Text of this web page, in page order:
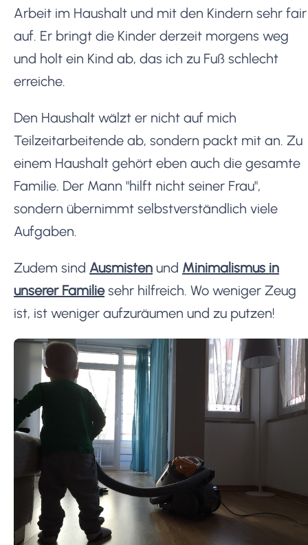
Arbeit im Haushalt und mit den Kindern sehr fair
auf. Er bringt die Kinder derzeit morgens weg
und holt ein Kind ab, das ich zu Fuß schlecht
erreiche.
Den Haushalt wälzt er nicht auf mich
Teilzeitarbeitende ab, sondern packt mit an. Zu
einem Haushalt gehört eben auch die gesamte
Familie. Der Mann "hilft nicht seiner Frau",
sondern übernimmt selbstverständlich viele
Aufgaben.
Zudem sind Ausmisten und Minimalismus in
unserer Familiesehr hilfreich. Wo weniger Zeug
ist, ist weniger aufzuräumen und zu putzen!